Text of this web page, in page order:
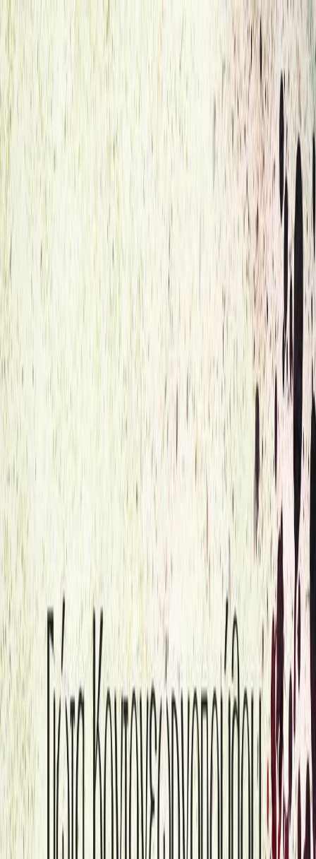
Μετάβαση στο κύριο περιεχόμενο
Audiobooks
Αρχική Σύγχρονη Λογοτεχνία
/
Μοιράσου το
Συγγραφέας
Γιώτα Κοντογεωργοπούλου
Αφηγητής
Ηρώ